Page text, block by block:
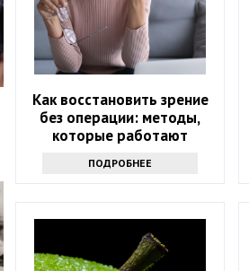
Как восстановить зрение
без операции: методы,
которые работают
ПОДРОБНЕЕ